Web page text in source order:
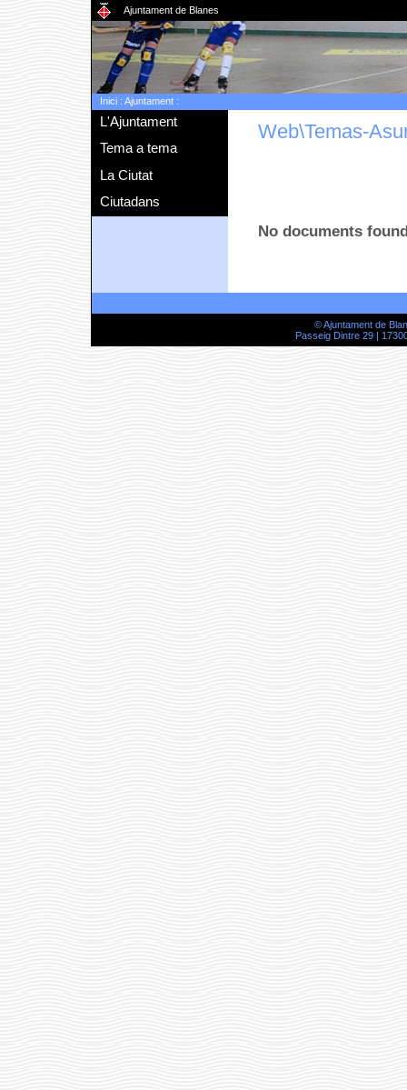
Ajuntament de Blanes
Inici: Ajuntament:
L'Ajuntament
Tema a tema
La Ciutat
Ciutadans
Web\Temas-
No documents
© Ajuntament de
Passeig Dintre 29 |